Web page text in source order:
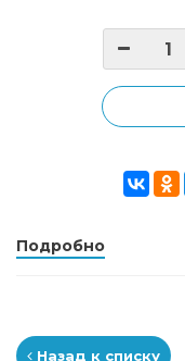
Подробно
Назад к списку